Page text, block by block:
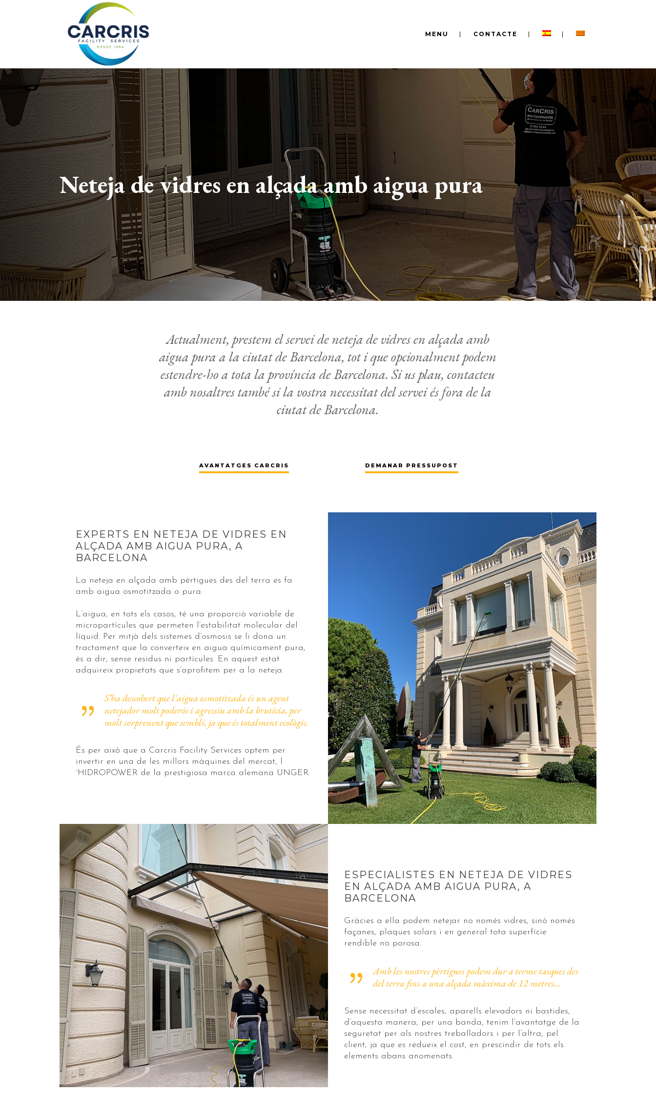
MENU
Qui som
FAQ – Preguntes freqüents
Avantatges CarCris
Els nostres clients opinen…
Galeria de fotos
Contacte
Neteja i manteniment de
comunitats de propietaris
Neteja y manteniment d
´oficines, despatxos i botigues
Neteges de fí d´obra
Neteges a domicilis
particulars / Manteniments,
serveis puntuals i neteges a fons
Neteja de Vidres
Neteja de vidres en alçada
amb aigua pura
Neteja de pàrquings
Neteja Tèxtil / Catifes,
moquetes, cadires, butaques,
sofàs, matalassos
Abrillantaments i
tractaments de sòls
lloguer
Neteges sector restauració
CONTACTE
Neteja de vidres en alçada amb aigua pura
Actualment, prestem el servei de neteja de vidres en alçada amb
aigua pura a la ciutat de Barcelona, tot i que opcionalment podem
estendre-ho a tota la província de Barcelona. Si us plau, contacteu
amb nosaltres també si la vostra necessitat del servei és fora de la
ciutat de Barcelona.
AVANTATGES CARCRIS DEMANAR PRESSUPOST
EXPERTS EN NETEJA DE VIDRES EN
ALÇADA AMB AIGUA PURA, A
BARCELONA
La neteja en alçada amb pértigues des del terra es fa
amb aigua osmotitzada o pura.
L’aigua, en tots els casos, té una proporció variable de
micropartícules que permeten l’estabilitat molecular del
líquid. Per mitjà dels sistemes d’osmosis se li dona un
tractament que la converteix en aigua químicament pura,
és a dir, sense residus ni partícules. En aquest estat
adquireix propietats que s’aprofitem per a la neteja.
S’ha descobert que l'aigua osmotitzada és un agent
netejador molt poderós i agressiu amb la brutícia, per
molt sorprenent que sembli, ja que és totalment ecològic.
És per això que a Carcris Facility Services optem per
invertir en una de les millors màquines del mercat, l
´HIDROPOWER de la prestigiosa marca alemana UNGER.
ESPECIALISTES EN NETEJA DE VIDRES
EN ALÇADA AMB AIGUA PURA, A
BARCELONA
Gràcies a ella podem netejar no només vidres, sinó només
façanes, plaques solars i en general tota superfície
rendible no porosa.
Amb les nostres pèrtigues podem dur a terme tasques des
del terra fins a una alçada màxima de 12 metres...
Sense necessitat d’escales, aparells elevadors ni bastides,
d’aquesta manera, per una banda, tenim l’avantatge de la
seguretat per als nostres treballadors i per l’altra, pel
client, ja que es redueix el cost, en prescindir de tots els
elements abans anomenats.